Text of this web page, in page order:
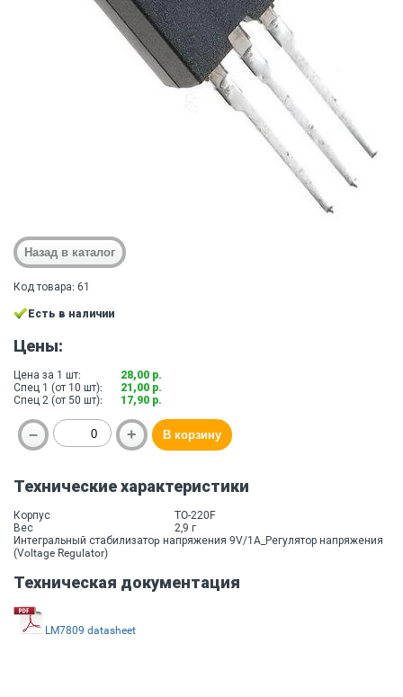
Код товара: 61
Есть в наличии
Цены:
Цена за 1 шт:
28,00 р.
Спец 1 (от 10 шт):
21,00 р.
Спец 2 (от 50 шт):
17,90 р.
Технические характеристики
Корпус
TO-220F
Вес
2,9 г
Интегральный стабилизатоp напряжения 9V/1A_Регулятор напряжения
(Voltage Regulator)
Техническая документация
LM7809 datasheet